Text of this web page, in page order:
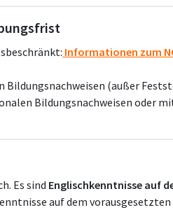
Informationen zum
Bildungsnachweisen (außer
Bildungsnachweisen oder
Es sind Englischkenntnisse auf
auf dem